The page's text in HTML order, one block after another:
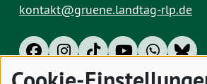
kontakt@gruene.landtag-rlp.de